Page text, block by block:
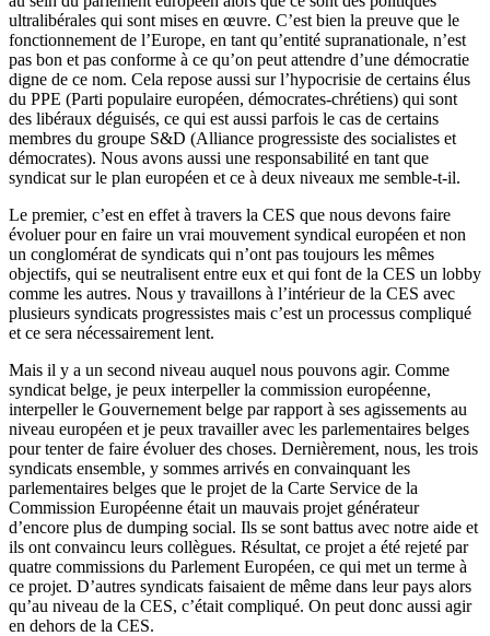
ultralibérales qui sont mises en œuvre. C’est bien la preuve que le
fonctionnement de l’Europe, en tant qu’entité supranationale, n’est
pas bon et pas conforme à ce qu’on peut attendre d’une démocratie
digne de ce nom. Cela repose aussi sur l’hypocrisie de certains élus
du PPE (Parti populaire européen, démocrates-chrétiens) qui sont
des libéraux déguisés, ce qui est aussi parfois le cas de certains
membres du groupe S&D (Alliance progressiste des socialistes et
démocrates). Nous avons aussi une responsabilité en tant que
syndicat sur le plan européen et ce à deux niveaux me semble-t-il.
Le premier, c’est en effet à travers la CES que nous devons faire
évoluer pour en faire un vrai mouvement syndical européen et non
un conglomérat de syndicats qui n’ont pas toujours les mêmes
objectifs, qui se neutralisent entre eux et qui font de la CES un lobby
comme les autres. Nous y travaillons à l’intérieur de la CES avec
plusieurs syndicats progressistes mais c’est un processus compliqué
et ce sera nécessairement lent.
Mais il y a un second niveau auquel nous pouvons agir. Comme
syndicat belge, je peux interpeller la commission européenne,
interpeller le Gouvernement belge par rapport à ses agissements au
niveau européen et je peux travailler avec les parlementaires belges
pour tenter de faire évoluer des choses. Dernièrement, nous, les trois
syndicats ensemble, y sommes arrivés en convainquant les
parlementaires belges que le projet de la Carte Service de la
Commission Européenne était un mauvais projet générateur
d’encore plus de dumping social. Ils se sont battus avec notre aide et
ils ont convaincu leurs collègues. Résultat, ce projet a été rejeté par
quatre commissions du Parlement Européen, ce qui met un terme à
ce projet. D’autres syndicats faisaient de même dans leur pays alors
qu’au niveau de la CES, c’était compliqué. On peut donc aussi agir
en dehors de la CES.